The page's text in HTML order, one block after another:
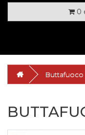
0
Buttafuoco